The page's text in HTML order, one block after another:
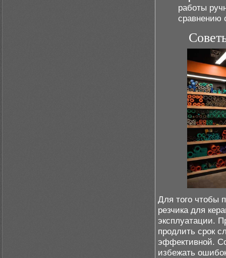
работы
сравнению
Для того чтобы
резчика для
эксплуатации.
продлить срок
эффективной.
избежать